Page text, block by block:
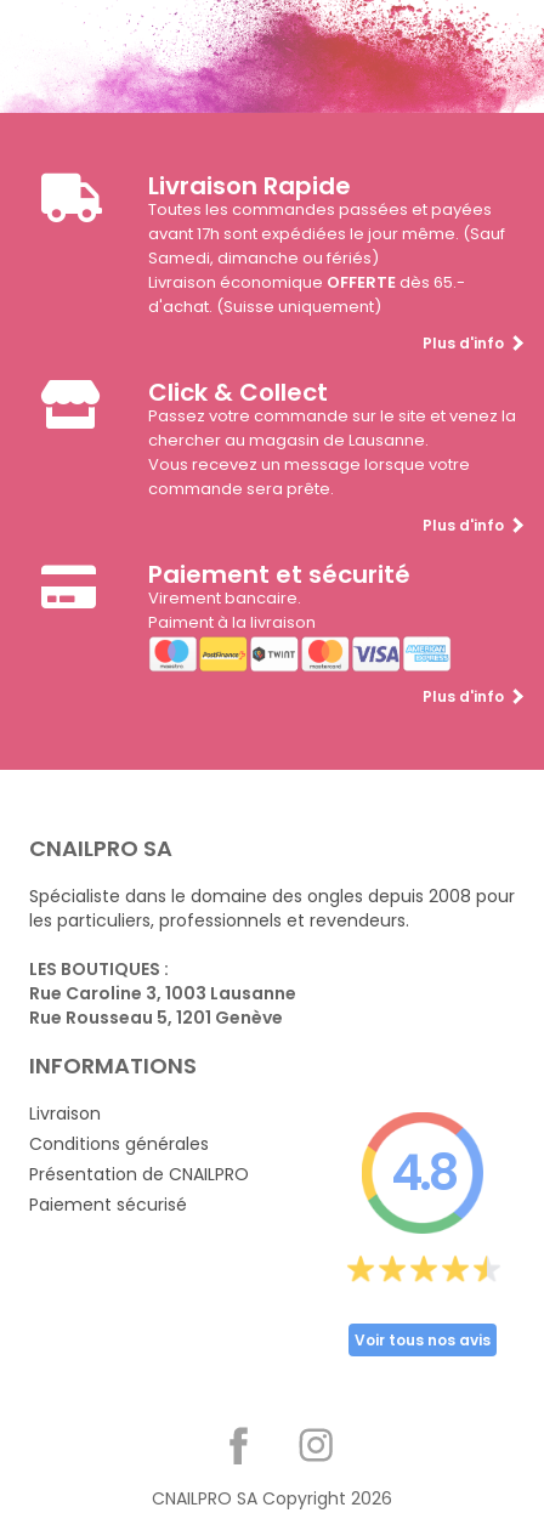
Livraison Rapide
Toutes les commandes passées et payées
avant 17h sont expédiées le jour même. (Sauf
Samedi, dimanche ou fériés)
Livraison économique OFFERTEdès 65.-
d'achat. (Suisse uniquement)
Plus d'info
Click & Collect
Passez votre commande sur le site et venez la
chercher au magasin de Lausanne.
Vous recevez un message lorsque votre
commande sera prête.
Plus d'info
Paiement et sécurité
Virement bancaire.
Paiment à la livraison
Plus d'info
CNAILPRO SA
Spécialiste dans le domaine des ongles depuis 2008 pour
les particuliers, professionnels et revendeurs.
LES BOUTIQUES :
Rue Caroline 3, 1003 Lausanne
Rue Rousseau 5, 1201 Genève
INFORMATIONS
Livraison
Conditions générales
Présentation de CNAILPRO
Paiement sécurisé
4.8
Voir tous nos avis
CNAILPRO SA Copyright 2026